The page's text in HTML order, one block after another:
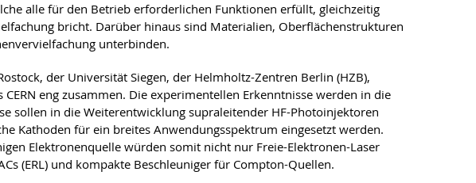
alle für den Betrieb erforderlichen Funktionen erfüllt, gleichzeitig
bricht. Darüber hinaus sind Materialien, Oberflächenstrukturen
unterbinden.
der Universität Siegen, der Helmholtz-Zentren Berlin (HZB),
CERN eng zusammen. Die experimentellen Erkenntnisse werden in die
sollen in die Weiterentwicklung supraleitender HF-Photoinjektoren
Kathoden für ein breites Anwendungsspektrum eingesetzt werden.
Elektronenquelle würden somit nicht nur Freie-Elektronen-Laser
(ERL) und kompakte Beschleuniger für Compton-Quellen.